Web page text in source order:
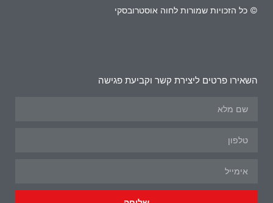
© כל הזכויות שמורות לחוה אוסטרובסקי
השאירו פרטים ליצירת קשר וקביעת פגישה